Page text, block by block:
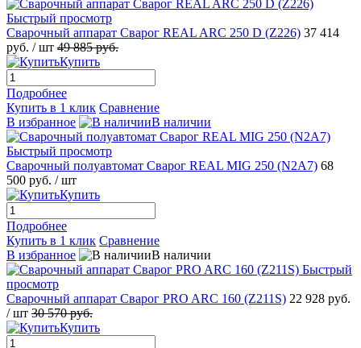
Быстрый просмотр
Сварочный аппарат Сварог REAL ARC 250 D (Z226) 37 414
руб. / шт 49 885 руб.
Купить
Подробнее
Купить в 1 клик Сравнение
В избранное
В наличии
Быстрый просмотр
Сварочный полуавтомат Сварог REAL MIG 250 (N2A7) 68
500 руб. / шт
Купить
Подробнее
Купить в 1 клик Сравнение
В избранное
В наличии
Быстрый
просмотр
Сварочный аппарат Сварог PRO ARC 160 (Z211S) 22 928 руб.
/ шт 30 570 руб.
Купить